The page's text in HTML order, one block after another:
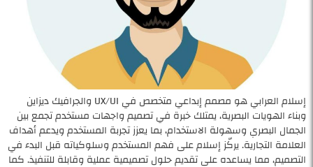
إسلام العرابي هو مصمم إبداعي متخصص في UX/UI والجرافيك ديزاين
وبناء الهويات البصرية، يمتلك خبرة في تصميم واجهات مستخدم تجمع بين
الجمال البصري وسهولة الاستخدام، بما يعزز تجربة المستخدم ويدعم أهداف
العلامة التجارية. يركّز إسلام على فهم المستخدم وسلوكياته قبل البدء في
التصميم، مما يساعده على تقديم حلول تصميمية عملية وقابلة للتنفيذ. كما